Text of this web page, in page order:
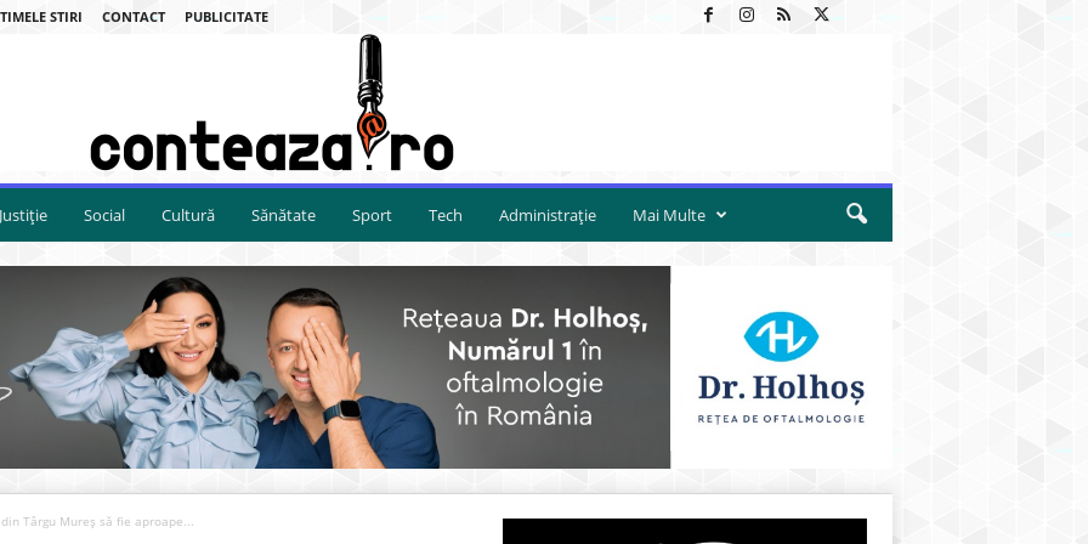
STIRI CONTACT PUBLICITATE
Justiție Social Cultură Sănătate Sport Tech Administrație Mai Multe
Târgu Mureș să fie aproape...